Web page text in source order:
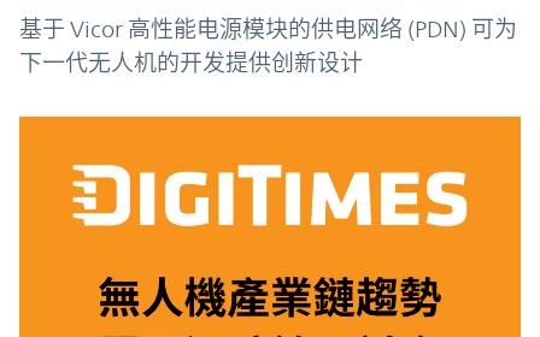
基于 Vicor 高性能电源模块的供电网络 (PDN) 可为
下一代无人机的开发提供创新设计